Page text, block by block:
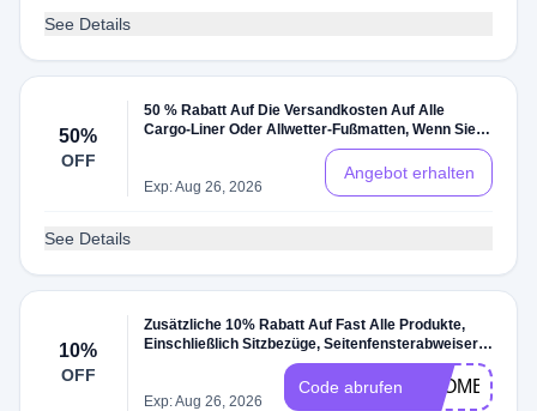
See Details
50%
OFF
50 % Rabatt Auf Die Versandkosten Auf Alle
Cargo-Liner Oder Allwetter-Fußmatten, Wenn Sie
Die Anfänglichen Versandkosten Bezahlen
Exp: Aug 26, 2026
Angebot erhalten
See Details
10%
OFF
Zusätzliche 10% Rabatt Auf Fast Alle Produkte,
Einschließlich Sitzbezüge, Seitenfensterabweiser,
Schmutzfänger, Sonnenschutz,
Aufbewahrungssystem Unter Dem Sitz Und Mehr
Exp: Aug 26, 2026
Code abrufen LCOME10